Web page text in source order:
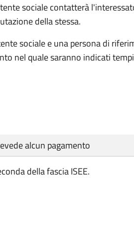
sociale contatterà
della stessa.
sociale e una persona di
nel quale saranno indicati
alcun pagamento
della fascia ISEE.